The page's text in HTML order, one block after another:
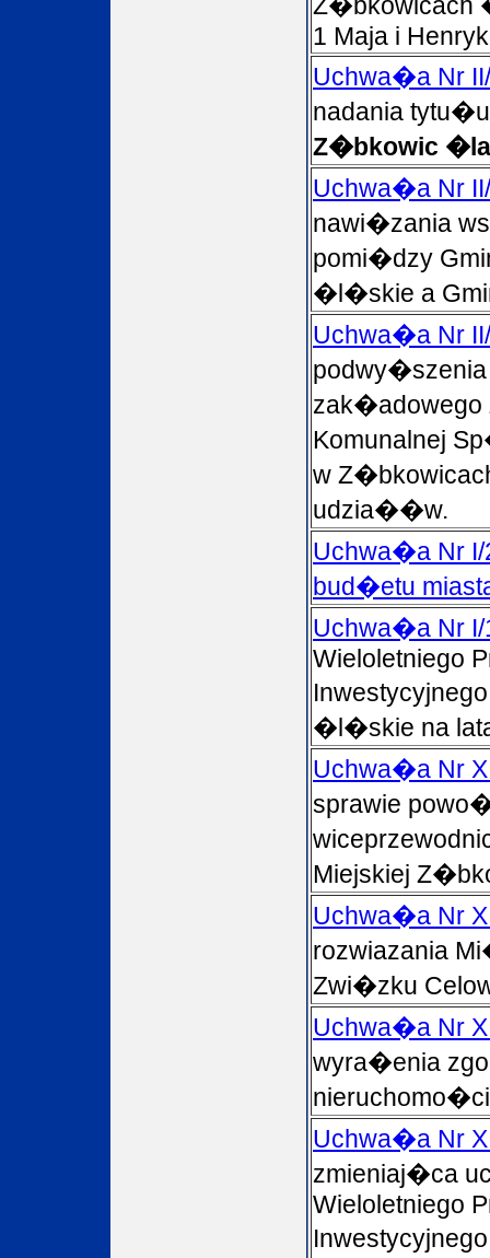
1 Maja i
Uchwa�a Nr
nadania
Z�bkowic
Uchwa�a Nr
nawi�zania
pomi�dzy
�l�skie a
Uchwa�a Nr
zak�adowego
Komunalnej
w
udzia��w.
Uchwa�a Nr I/
bud�etu
Uchwa�a Nr I/
Wieloletniego
�l�skie na
Uchwa�a Nr
sprawie
Miejskiej
Uchwa�a Nr
rozwiazania
Zwi�zku
Uchwa�a Nr
wyra�enia
nieruchomo�ci
Uchwa�a Nr
zmieniaj�ca
Wieloletniego